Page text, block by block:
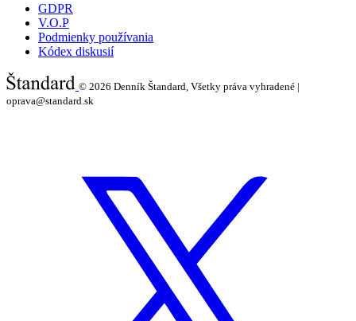
GDPR
V.O.P
Podmienky používania
Kódex diskusií
© 2026 Denník Štandard, Všetky práva vyhradené |
oprava@standard.sk